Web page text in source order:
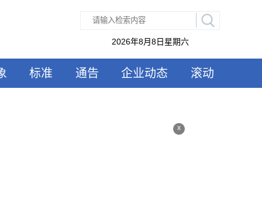
2026年8月8日星期六
标准 通告 企业动态 滚动
x